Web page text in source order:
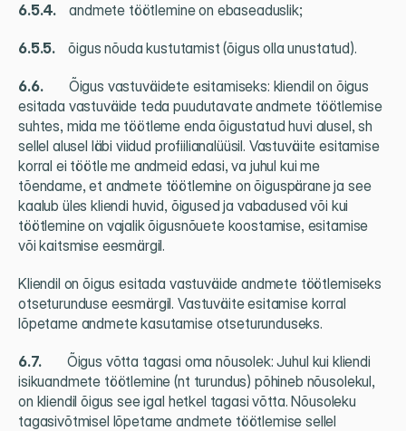
6.5.4. andmete töötlemine on ebaseaduslik;
6.5.5. õigus nõuda kustutamist (õigus olla unustatud).
6.6. Õigus vastuväidete esitamiseks: kliendil on õigus
esitada vastuväide teda puudutavate andmete töötlemise
suhtes, mida me töötleme enda õigustatud huvi alusel, sh
sellel alusel läbi viidud profiilianalüüsil. Vastuväite esitamise
korral ei töötle me andmeid edasi, va juhul kui me
tõendame, et andmete töötlemine on õiguspärane ja see
kaalub üles kliendi huvid, õigused ja vabadused või kui
töötlemine on vajalik õigusnõuete koostamise, esitamise
või kaitsmise eesmärgil.
Kliendil on õigus esitada vastuväide andmete töötlemiseks
otseturunduse eesmärgil. Vastuväite esitamise korral
lõpetame andmete kasutamise otseturunduseks.
6.7. Õigus võtta tagasi oma nõusolek: Juhul kui kliendi
isikuandmete töötlemine (nt turundus) põhineb nõusolekul,
on kliendil õigus see igal hetkel tagasi võtta. Nõusoleku
tagasivõtmisel lõpetame andmete töötlemise sellel